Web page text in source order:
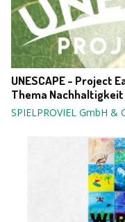
UNESCAPE - Project
Thema Nachhaltigkeit
SPIELPROVIEL GmbH &